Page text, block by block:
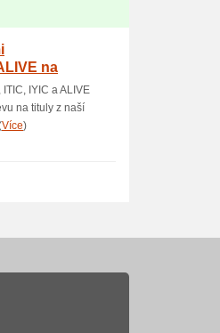
na
IYIC a ALIVE
na tituly z naší
Více)